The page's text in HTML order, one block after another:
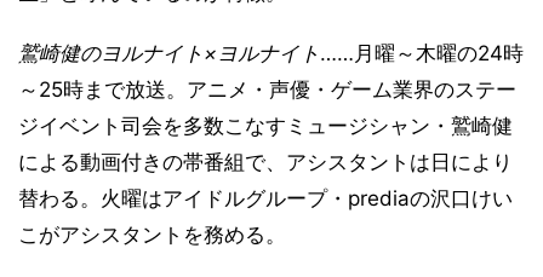
鷲崎健のヨルナイト×ヨルナイト ……月曜～木曜の24時
～25時まで放送。アニメ・声優・ゲーム業界のステー
ジイベント司会を多数こなすミュージシャン・鷲崎健
による動画付きの帯番組で、アシスタントは日により
替わる。火曜はアイドルグループ・prediaの沢口けい
こがアシスタントを務める。